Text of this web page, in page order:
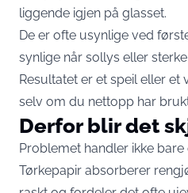
liggende igjen på glasset.
De er ofte usynlige ved
synlige når sollys eller
Resultatet er et speil eller et
selv om du nettopp har
Derfor blir det
Problemet handler ikke
Tørkepapir absorberer